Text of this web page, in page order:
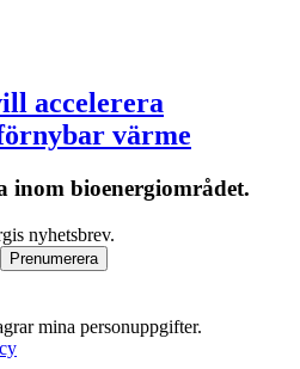
accelerera
värme
inom bioenergiområdet.
nyhetsbrev.
mina personuppgifter.